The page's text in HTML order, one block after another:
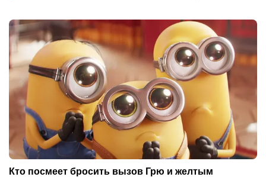
Кто посмеет бросить вызов Грю и желтым